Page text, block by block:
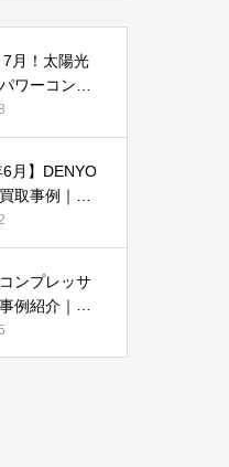
月！太陽光
ワーコンデ
の買取・無
き取り強化
6月】DENYO
取事例｜錆
品・大型発
しました
ンプレッサ
例紹介｜DE
を2026
取強化中